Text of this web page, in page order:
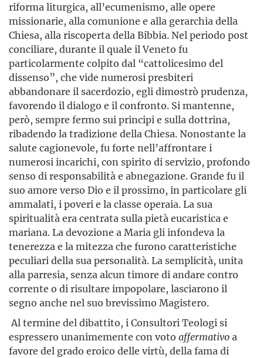
riforma liturgica, all’ecumenismo, alle opere
missionarie, alla comunione e alla gerarchia della
Chiesa, alla riscoperta della Bibbia. Nel periodo post
conciliare, durante il quale il Veneto fu
particolarmente colpito dal “cattolicesimo del
dissenso”, che vide numerosi presbiteri
abbandonare il sacerdozio, egli dimostrò prudenza,
favorendo il dialogo e il confronto. Si mantenne,
però, sempre fermo sui principi e sulla dottrina,
ribadendo la tradizione della Chiesa. Nonostante la
salute cagionevole, fu forte nell’affrontare i
numerosi incarichi, con spirito di servizio, profondo
senso di responsabilità e abnegazione. Grande fu il
suo amore verso Dio e il prossimo, in particolare gli
ammalati, i poveri e la classe operaia. La sua
spiritualità era centrata sulla pietà eucaristica e
mariana. La devozione a Maria gli infondeva la
tenerezza e la mitezza che furono caratteristiche
peculiari della sua personalità. La semplicità, unita
alla parresia, senza alcun timore di andare contro
corrente o di risultare impopolare, lasciarono il
segno anche nel suo brevissimo Magistero.
Al termine del dibattito, i Consultori Teologi si
espressero unanimemente con voto affermativoa
favore del grado eroico delle virtù, della fama di